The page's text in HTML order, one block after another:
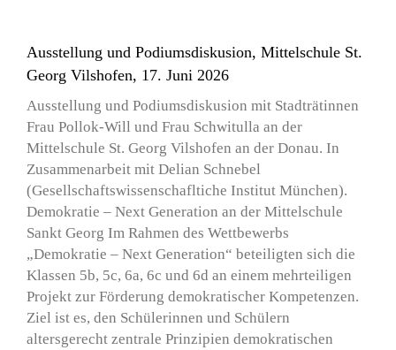
Ausstellung und Podiumsdiskusion, Mittelschule St.
Georg Vilshofen, 17. Juni 2026
Ausstellung und Podiumsdiskusion mit Stadträtinnen
Frau Pollok-Will und Frau Schwitulla an der
Mittelschule St. Georg Vilshofen an der Donau. In
Zusammenarbeit mit Delian Schnebel
(Gesellschaftswissenschafltiche Institut München).
Demokratie – Next Generation an der Mittelschule
Sankt Georg Im Rahmen des Wettbewerbs
„Demokratie – Next Generation“ beteiligten sich die
Klassen 5b, 5c, 6a, 6c und 6d an einem mehrteiligen
Projekt zur Förderung demokratischer Kompetenzen.
Ziel ist es, den Schülerinnen und Schülern
altersgerecht zentrale Prinzipien demokratischen